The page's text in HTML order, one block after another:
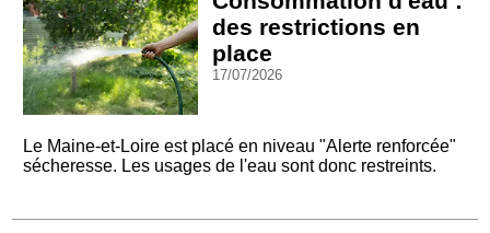
des restrictions en
place
17/07/2026
Le Maine-et-Loire est placé en niveau "Alerte renforcée"
sécheresse. Les usages de l'eau sont donc restreints.